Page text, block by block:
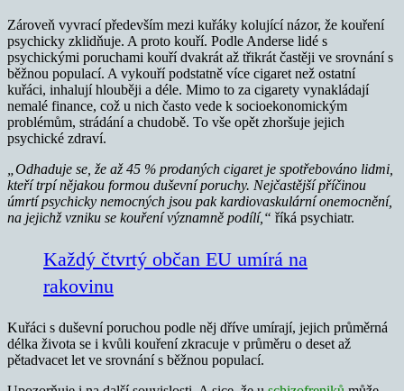
Zároveň vyvrací především mezi kuřáky kolující názor, že kouření
psychicky zklidňuje. A proto kouří. Podle Anderse lidé s
psychickými poruchami kouří dvakrát až třikrát častěji ve srovnání s
běžnou populací. A vykouří podstatně více cigaret než ostatní
kuřáci, inhalují hlouběji a déle. Mimo to za cigarety vynakládají
nemalé finance, což u nich často vede k socioekonomickým
problémům, strádání a chudobě. To vše opět zhoršuje jejich
psychické zdraví.
„Odhaduje se, že až 45 % prodaných cigaret je spotřebováno lidmi,
kteří trpí nějakou formou duševní poruchy. Nejčastější příčinou
úmrtí psychicky nemocných jsou pak kardiovaskulární onemocnění,
na jejichž vzniku se kouření významně podílí,“ říká psychiatr.
Každý čtvrtý občan EU umírá na
rakovinu
Kuřáci s duševní poruchou podle něj dříve umírají, jejich průměrná
délka života se i kvůli kouření zkracuje v průměru o deset až
pětadvacet let ve srovnání s běžnou populací.